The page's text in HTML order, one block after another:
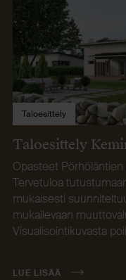
Taloesittely
Taloesittely
Opasteet
Tervetuloa
mukaisesti
mukailevaan
Visualisointikuvasta
LUE LISÄÄ